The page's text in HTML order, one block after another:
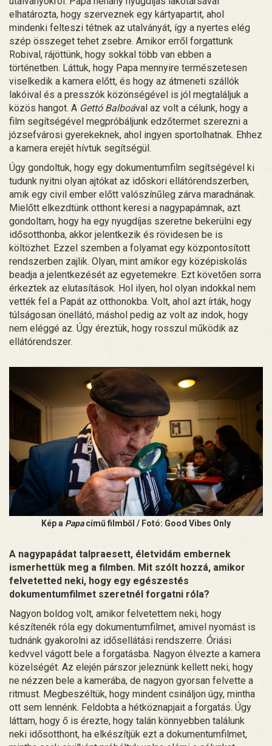
elhatározta, hogy szerveznek egy kártyapartit, ahol
mindenki felteszi tétnek az utalványát, így a nyertes elég
szép összeget tehet zsebre. Amikor erről forgattunk
Robival, rájöttünk, hogy sokkal több van ebben a
történetben. Láttuk, hogy Papa mennyire természetesen
viselkedik a kamera előtt, és hogy az átmeneti szállók
lakóival és a presszók közönségével is jól megtaláljuk a
közös hangot. A Gettó Balboával az volt a célunk, hogy a
film segítségével megpróbáljunk edzőtermet szerezni a
józsefvárosi gyerekeknek, ahol ingyen sportolhatnak. Ehhez
a kamera erejét hívtuk segítségül.
Úgy gondoltuk, hogy egy dokumentumfilm segítségével ki
tudunk nyitni olyan ajtókat az időskori ellátórendszerben,
amik egy civil ember előtt valószínűleg zárva maradnának.
Mielőtt elkezdtünk otthont keresi a nagypapámnak, azt
gondoltam, hogy ha egy nyugdíjas szeretne bekerülni egy
idősotthonba, akkor jelentkezik és rövidesen be is
költözhet. Ezzel szemben a folyamat egy központosított
rendszerben zajlik. Olyan, mint amikor egy középiskolás
beadja a jelentkezését az egyetemekre. Ezt követően sorra
érkeztek az elutasítások. Hol ilyen, hol olyan indokkal nem
vették fel a Papát az otthonokba. Volt, ahol azt írták, hogy
túlságosan önellátó, máshol pedig az volt az indok, hogy
nem eléggé az. Úgy éreztük, hogy rosszul működik az
ellátórendszer.
Kép a Papacímű filmből / Fotó: Good Vibes Only
A nagypapádat talpraesett, életvidám embernek
ismerhettük meg a filmben. Mit szólt hozzá, amikor
felvetetted neki, hogy egy egészestés
dokumentumfilmet szeretnél forgatni róla?
Nagyon boldog volt, amikor felvetettem neki, hogy
készítenék róla egy dokumentumfilmet, amivel nyomást is
tudnánk gyakorolni az idősellátási rendszerre. Óriási
kedvvel vágott bele a forgatásba. Nagyon élvezte a kamera
közelségét. Az elején párszor jeleznünk kellett neki, hogy
ne nézzen bele a kamerába, de nagyon gyorsan felvette a
ritmust. Megbeszéltük, hogy mindent csináljon úgy, mintha
ott sem lennénk. Feldobta a hétköznapjait a forgatás. Úgy
láttam, hogy ő is érezte, hogy talán könnyebben találunk
neki idősotthont, ha elkészítjük ezt a dokumentumfilmet,